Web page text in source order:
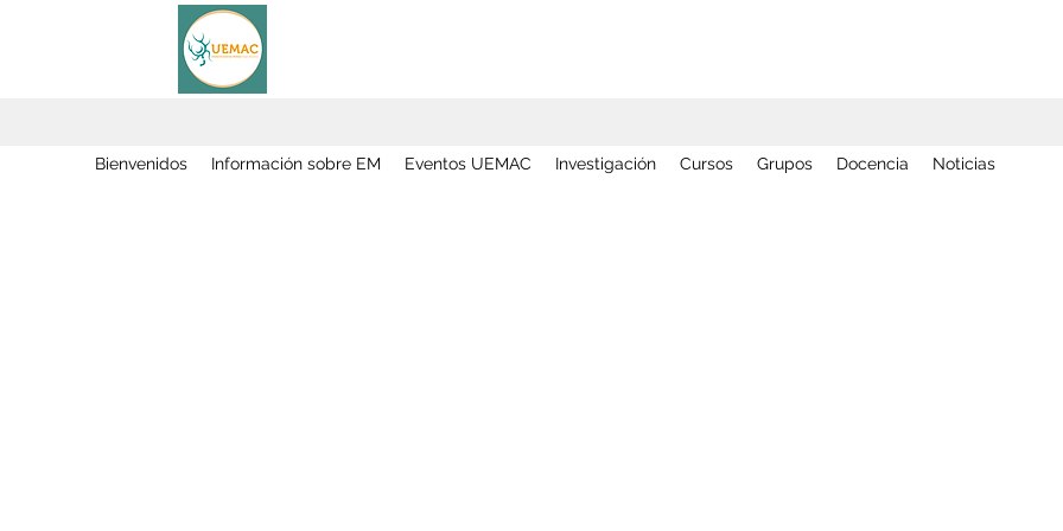
Bienvenidos Información sobre EM Eventos UEMAC Investigación Cursos Grupos Docencia Noticias